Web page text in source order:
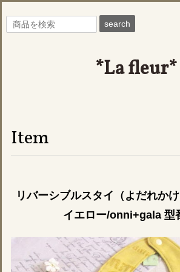
search
*La fleur*
Item
リバーシブルスタイ（よだれか
イエロー/onni+gala 型